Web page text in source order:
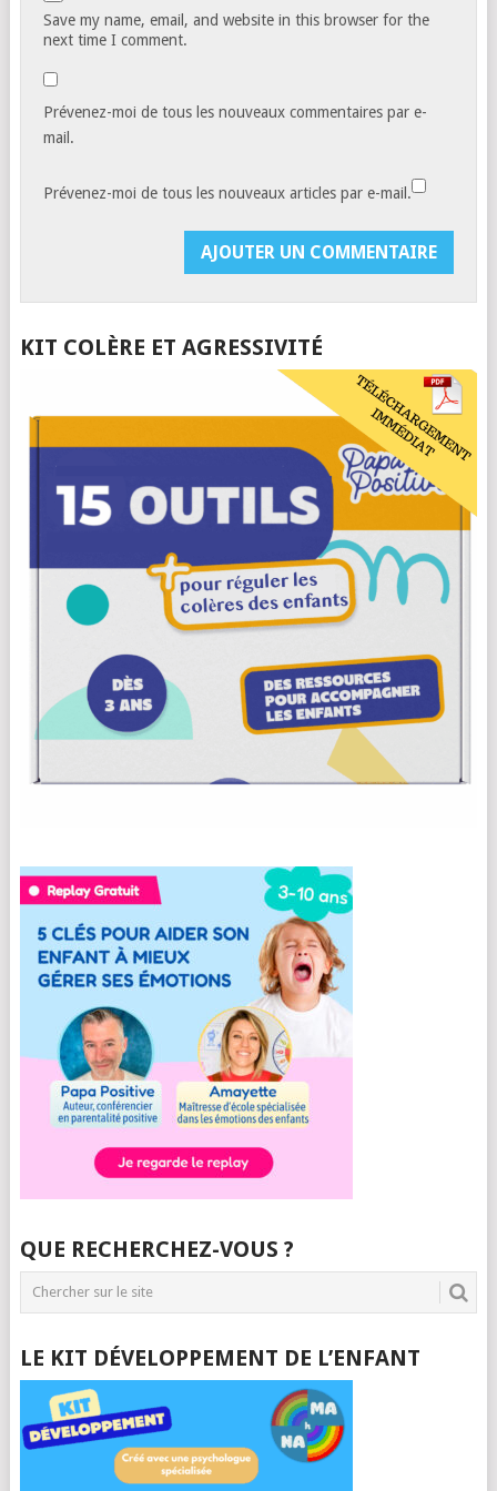
Save my name, email, and website in this browser for the
next time I comment.
Prévenez-moi de tous les nouveaux commentaires par e-
mail.
Prévenez-moi de tous les nouveaux articles par e-mail.
KIT COLÈRE ET AGRESSIVITÉ
QUE RECHERCHEZ-VOUS ?
LE KIT DÉVELOPPEMENT DE L’ENFANT